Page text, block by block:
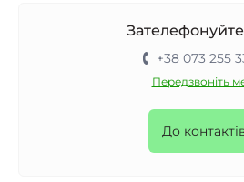
+38 073 255
Передзвоніть
До